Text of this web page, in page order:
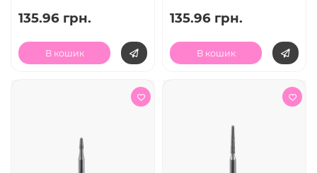
135.96 грн.
В кошик
135.96 грн.
В кошик